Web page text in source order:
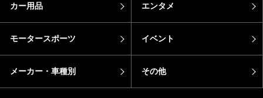
カー用品 エンタメ
モータースポーツ イベント
メーカー・車種別 その他